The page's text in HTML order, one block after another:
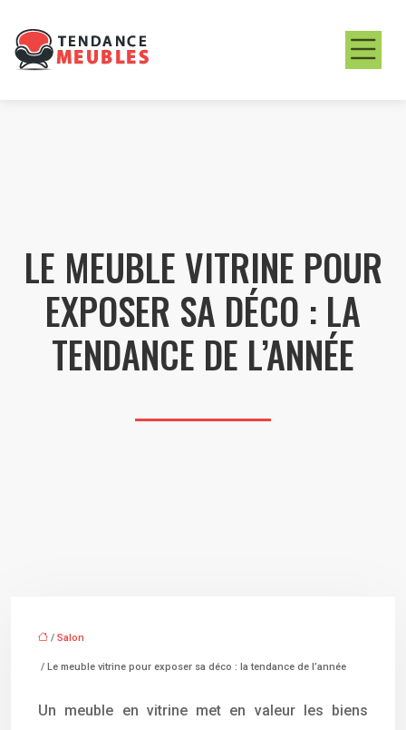
LE MEUBLE VITRINE POUR
EXPOSER SA DÉCO : LA
TENDANCE DE L’ANNÉE
/ Salon
/ Le meuble vitrine pour exposer sa déco : la tendance de l’année
Un meuble en vitrine met en valeur les biens